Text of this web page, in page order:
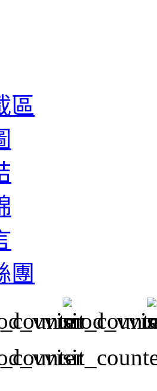
區
團